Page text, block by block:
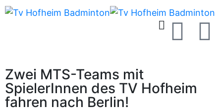
Zwei MTS-Teams mit
SpielerInnen des TV Hofheim
fahren nach Berlin!